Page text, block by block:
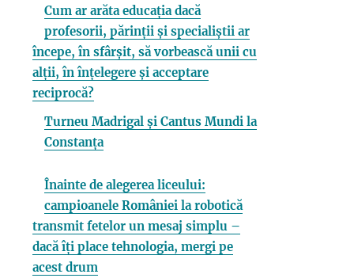
Cum ar arăta educația dacă
profesorii, părinții și specialiștii ar
începe, în sfârșit, să vorbească unii cu
alții, în înțelegere și acceptare
reciprocă?
Turneu Madrigal și Cantus Mundi la
Constanța
Înainte de alegerea liceului:
campioanele României la robotică
transmit fetelor un mesaj simplu –
dacă îți place tehnologia, mergi pe
acest drum